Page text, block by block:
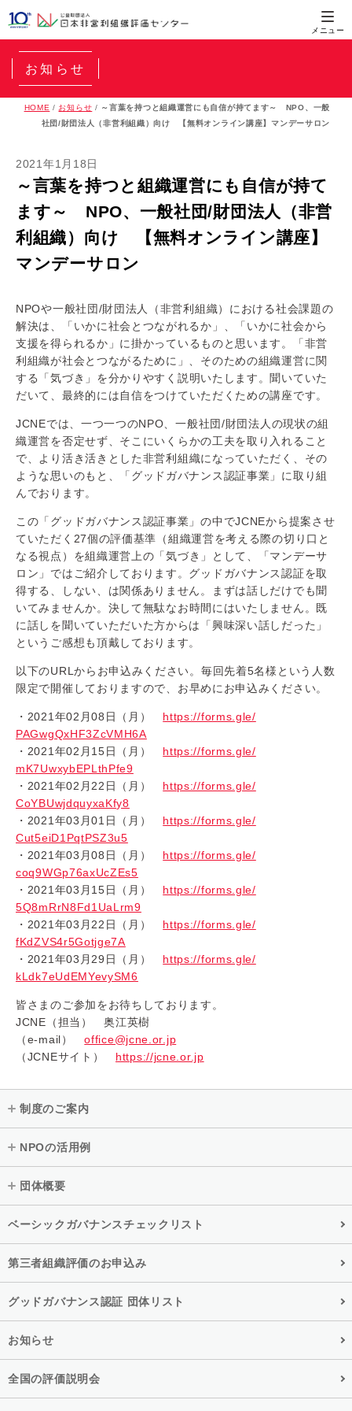
お知らせ
HOME / お知らせ / ～言葉を持つと組織運営にも自信が持てます～ NPO、一般
社団/財団法人（非営利組織）向け 【無料オンライン講座】マンデーサロン
2021年1月18日
～言葉を持つと組織運営にも自信が持て
ます～ NPO、一般社団/財団法人（非営
利組織）向け 【無料オンライン講座】
マンデーサロン
NPOや一般社団/財団法人（非営利組織） における社会課題の
解決は、「いかに社会とつながれるか」、「 いかに社会から
支援を得られるか」 に掛かっているものと思います。「非営
利組織が社会とつながるために」、 そのための組織運営に関
する「気づき」 を分かりやすく説明いたします。聞いていた
だいて、 最終的には自信をつけていただくための講座です。
JCNEでは、一つ一つのNPO、一般社団/財団法人の現状の組
織運営を否定せず、 そこにいくらかの工夫を取り入れること
で、 より活き活きとした非営利組織になっていただく、 その
ような思いのもと、「グッドガバナンス認証事業」 に取り組
んでおります。
この「グッドガバナンス認証事業」の中でJCNEから提案させ
ていただく27個の評価基準（組織運営を考える際の切り口と
なる視点）を組織運営上の「気づき」として、「マンデーサ
ロン」ではご紹介しております。グッドガバナンス認証を取
得する、しない、は関係ありません。
まずは話しだけでも聞
いてみませんか。 決して無駄なお時間にはいたしません。
既
に話しを聞いていただいた方からは「興味深い話しだった」
というご感想も頂戴しております。
以下のURLからお申込みください。 毎回先着5名様という人数
限定で開催しておりますので、 お早めにお申込みください。
・2021年02月08日（月） https://forms.gle/
PAGwgQxHF3ZcVMH6A
・2021年02月15日（月） https://forms.gle/
mK7UwxybEPLthPfe9
・2021年02月22日（月） https://forms.gle/
CoYBUwjdquyxaKfy8
・2021年03月01日（月） https://forms.gle/
Cut5eiD1PqtPSZ3u5
・2021年03月08日（月） https://forms.gle/
coq9WGp76axUcZEs5
・2021年03月15日（月） https://forms.gle/
5Q8mRrN8Fd1UaLrm9
・2021年03月22日（月） https://forms.gle/
fKdZVS4r5Gotjge7A
・2021年03月29日（月） https://forms.gle/
kLdk7eUdEMYevySM6
皆さまのご参加をお待ちしております。
JCNE（担当） 奥江英樹
（e-mail）office@jcne.or.jp
（JCNEサイト） https://jcne.or.jp
制度のご案内
NPOの活用例
団体概要
ベーシックガバナンスチェックリスト
第三者組織評価のお申込み
グッドガバナンス認証 団体リスト
お知らせ
全国の評価説明会